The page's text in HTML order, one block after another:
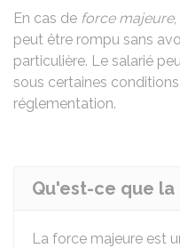
En cas de force majeure
peut être rompu sans
particulière. Le salarié
sous certaines
réglementation.
Qu'est-ce que
La force majeure est